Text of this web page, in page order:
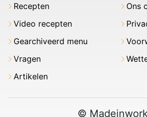
Recepten
Video recepten
Gearchiveerd menu
Vragen
Artikelen
Ons
© Madeinwork